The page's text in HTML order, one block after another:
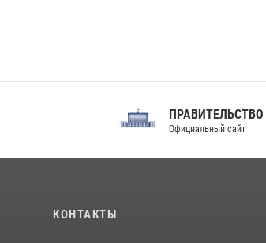
ПРАВИТЕЛЬСТВО РФ
Официальный сайт
КОНТАКТЫ